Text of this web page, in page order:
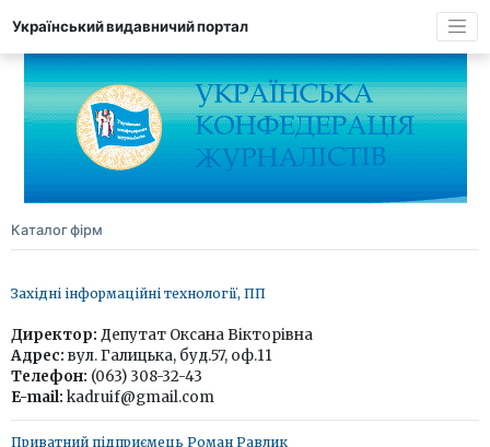
Український видавничий портал
Каталог фірм
Західні інформаційні технології, ПП
Директор: Депутат Оксана Вікторівна
Адрес: вул. Галицька, буд.57, оф.11
Телефон: (063) 308-32-43
E-mail: kadruif@gmail.com
Приватний підприємець Роман Равлик